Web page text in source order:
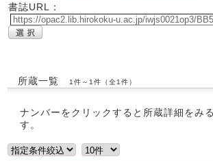
書誌URL：
所蔵一覧 1件～1件（全1件）
ナンバーをクリックすると所蔵詳細をみ
す。